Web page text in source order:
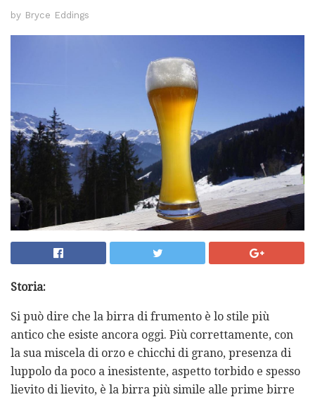
by Bryce Eddings
Storia:
Si può dire che la birra di frumento è lo stile più
antico che esiste ancora oggi. Più correttamente, con
la sua miscela di orzo e chicchi di grano, presenza di
luppolo da poco a inesistente, aspetto torbido e spesso
lievito di lievito, è la birra più simile alle prime birre